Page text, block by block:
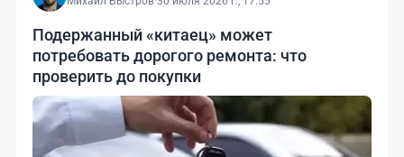
Подержанный «китаец» может
потребовать дорогого ремонта: что
проверить до покупки